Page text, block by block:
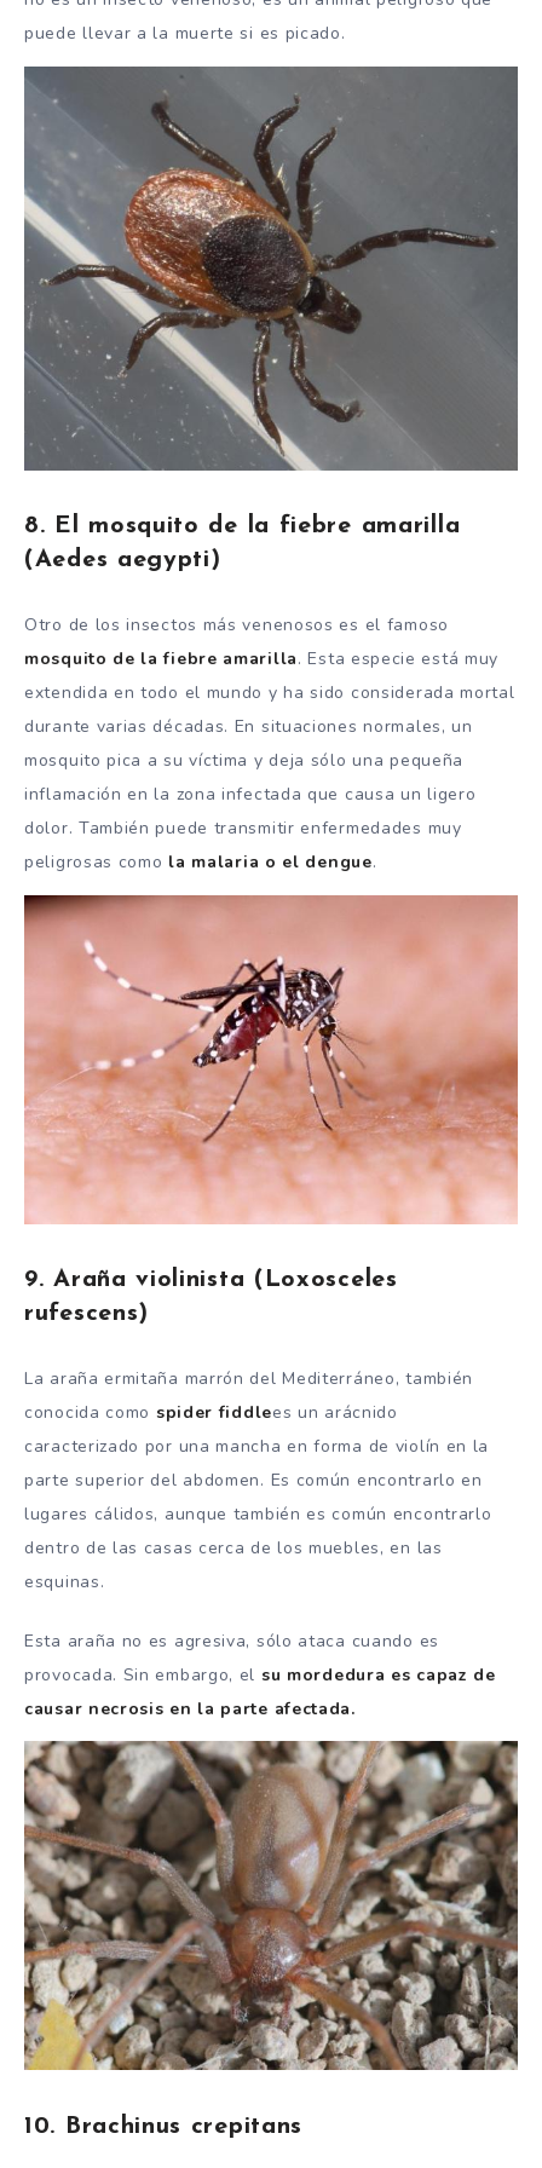
puede llevar a la muerte si es picado.
8. El mosquito de la fiebre amarilla
(Aedes aegypti)
Otro de los insectos más venenosos es el famoso
mosquito de la fiebre amarilla. Esta especie está muy
extendida en todo el mundo y ha sido considerada mortal
durante varias décadas. En situaciones normales, un
mosquito pica a su víctima y deja sólo una pequeña
inflamación en la zona infectada que causa un ligero
dolor. También puede transmitir enfermedades muy
peligrosas como la malaria o el dengue.
9. Araña violinista (Loxosceles
rufescens)
La araña ermitaña marrón del Mediterráneo, también
conocida como spider fiddlees un arácnido
caracterizado por una mancha en forma de violín en la
parte superior del abdomen. Es común encontrarlo en
lugares cálidos, aunque también es común encontrarlo
dentro de las casas cerca de los muebles, en las
esquinas.
Esta araña no es agresiva, sólo ataca cuando es
provocada. Sin embargo, el su mordedura es capaz de
causar necrosis en la parte afectada.
10. Brachinus crepitans